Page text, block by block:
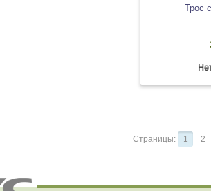
Трос
Страницы: 1 2